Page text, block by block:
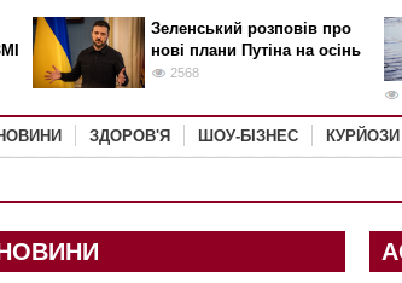
Зеленський розповів про
нові плани Путіна на осінь
2568
ЗДОРОВ'Я ШОУ-БІЗНЕС КУРЙОЗИ